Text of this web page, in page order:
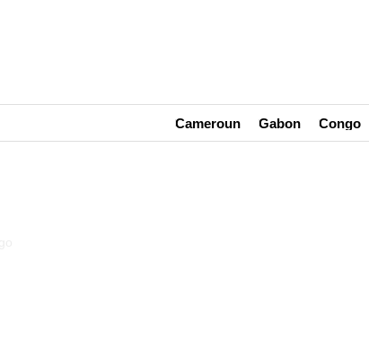
Cameroun Gabon Congo